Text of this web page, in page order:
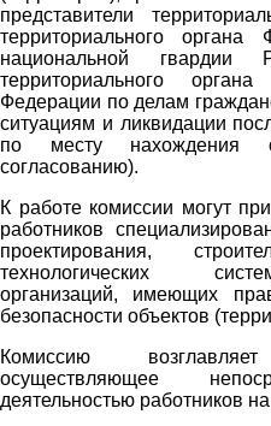
представители
территориального
национальной гвардии
территориального
Федерации по делам
ситуациям и ликвидации
по месту нахождения
согласованию).
К работе комиссии могут
работников
проектирования,
технологических
организаций, имеющих
безопасности объектов
Комиссию
осуществляющее
деятельностью работников